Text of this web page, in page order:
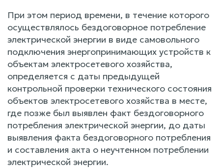
При этом период времени, в течение которого
осуществлялось бездоговорное потребление
электрической энергии в виде самовольного
подключения энергопринимающих устройств к
объектам электросетевого хозяйства,
определяется с даты предыдущей
контрольной проверки технического состояния
объектов электросетевого хозяйства в месте,
где позже был выявлен факт бездоговорного
потребления электрической энергии, до даты
выявления факта бездоговорного потребления
и составления акта о неучтенном потреблении
электрической энергии.